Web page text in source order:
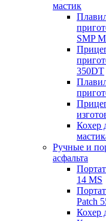
мастик
SMP
350DT
Кохер
Ручные и
асфальта
14 MS
Patch
Кохер